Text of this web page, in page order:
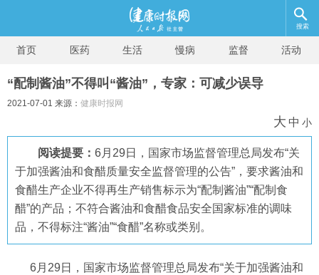
搜索
首页 医药 生活 慢病 监督 活动
“配制酱油”不得叫“酱油”，专家：可减少误导
2021-07-01 来源： 健康时报网
大 中 小
阅读提要： 6月29日，国家市场监督管理总局发布“关
于加强酱油和食醋质量安全监督管理的公告”，要求酱油和
食醋生产企业不得再生产销售标示为“配制酱油”“配制食
醋”的产品；不符合酱油和食醋食品安全国家标准的调味
品，不得标注“酱油”“食醋”名称或类别。
6月29日，国家市场监督管理总局发布“关于加强酱油和